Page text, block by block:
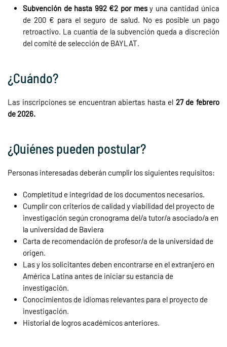
Subvención de hasta 992 €2 por mesy una cantidad única
de 200 € para el seguro de salud. No es posible un pago
retroactivo. La cuantía de la subvención queda a discreción
del comité de selección de BAYLAT.
¿Cuándo?
Las inscripciones se encuentran abiertas hasta el 27 de febrero
de 2026.
¿Quiénes pueden postular?
Personas interesadas deberán cumplir los siguientes requisitos:
Completitud e integridad de los documentos necesarios.
Cumplir con criterios de calidad y viabilidad del proyecto de
investigación según cronograma del/a tutor/a asociado/a en
la universidad de Baviera
Carta de recomendación de profesor/a de la universidad de
origen.
Las y los solicitantes deben encontrarse en el extranjero en
América Latina antes de iniciar su estancia de
investigación.
Conocimientos de idiomas relevantes para el proyecto de
investigación.
Historial de logros académicos anteriores.